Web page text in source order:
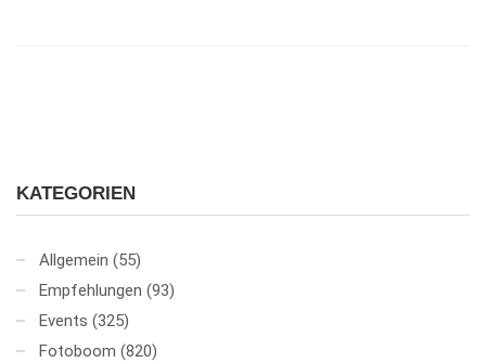
KATEGORIEN
Allgemein (55)
Empfehlungen (93)
Events (325)
Fotoboom (820)